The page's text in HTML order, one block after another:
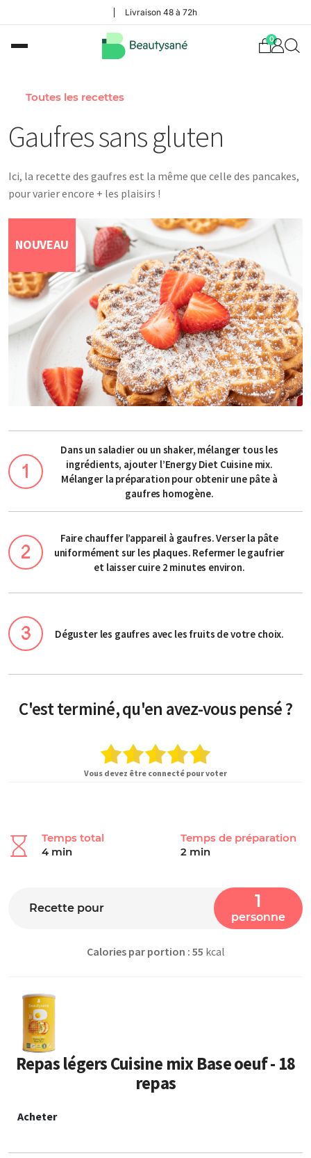
Livraison 48 à 72h
0
Toutes les recettes
Gaufres sans gluten
Ici, la recette des gaufres est la même que celle des pancakes,
pour varier encore + les plaisirs !
NOUVEAU
Dans un saladier ou un shaker, mélanger tous les
ingrédients, ajouter l’Energy Diet Cuisine mix.
Mélanger la préparation pour obtenir une pâte à
gaufres homogène.
Faire chauffer l’appareil à gaufres. Verser la pâte
uniformément sur les plaques. Refermer le gaufrier
et laisser cuire 2 minutes environ.
Déguster les gaufres avec les fruits de votre choix.
C'est terminé, qu'en avez-vous pensé ?
Vous devez être connecté pour voter
Temps total
4 min
Temps de préparation
2 min
Recette pour 1
personne
Calories par portion : 55 kcal
Repas légers Cuisine mix Base oeuf - 18
repas
Acheter